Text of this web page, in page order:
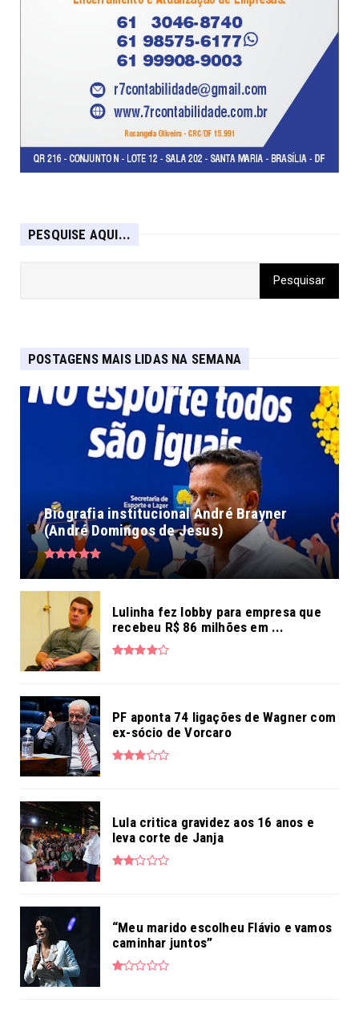
PESQUISE AQUI...
POSTAGENS MAIS LIDAS NA SEMANA
Biografia institucional André Brayner
(André Domingos de Jesus)
Lulinha fez lobby para empresa que
recebeu R$ 86 milhões em ...
PF aponta 74 ligações de Wagner com
ex-sócio de Vorcaro
Lula critica gravidez aos 16 anos e
leva corte de Janja
“Meu marido escolheu Flávio e vamos
caminhar juntos”